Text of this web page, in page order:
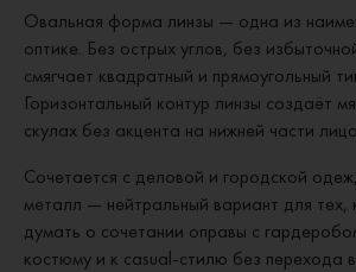
Овальная форма линзы — одна из
оптике. Без острых углов, без
смягчает квадратный и прямоугольный
Горизонтальный контур линзы создаёт
скулах без акцента на нижней части
Сочетается с деловой и городской
металл — нейтральный вариант для тех,
думать о сочетании оправы с
костюму и к casual-стилю без перехода